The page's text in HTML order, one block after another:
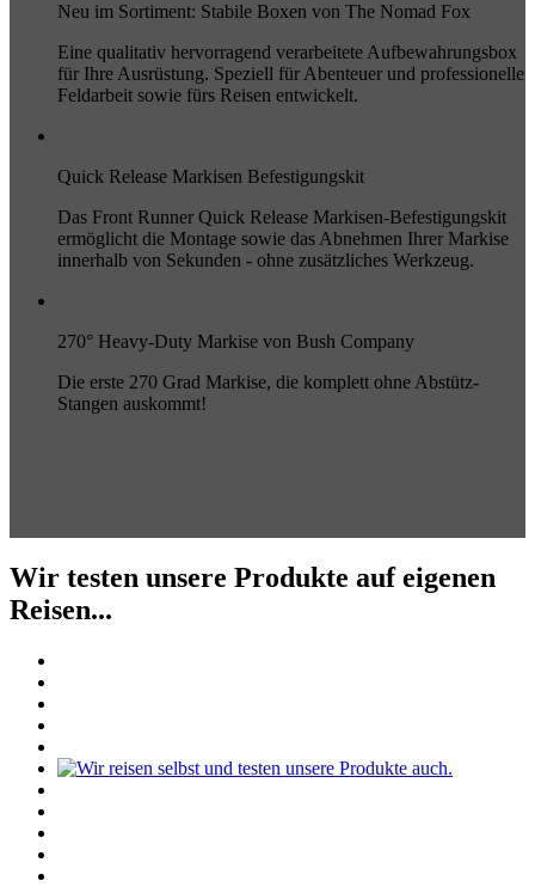
Neu im Sortiment: Stabile Boxen von The Nomad Fox
Eine qualitativ hervorragend verarbeitete Aufbewahrungsbox
für Ihre Ausrüstung. Speziell für Abenteuer und professionelle
Feldarbeit sowie fürs Reisen entwickelt.
Quick Release Markisen Befestigungskit
Das Front Runner Quick Release Markisen-Befestigungskit
ermöglicht die Montage sowie das Abnehmen Ihrer Markise
innerhalb von Sekunden - ohne zusätzliches Werkzeug.
270° Heavy-Duty Markise von Bush Company
Die erste 270 Grad Markise, die komplett ohne Abstütz-
Stangen auskommt!
Wir testen unsere Produkte auf eigenen
Reisen...